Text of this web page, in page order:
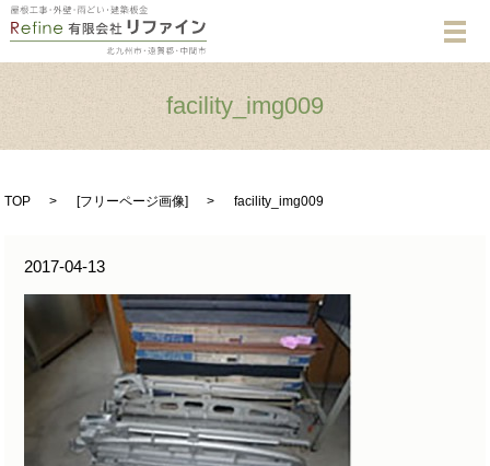
メ
facility_img009
TOP [フリーページ画像] facility_img009
2017-04-13